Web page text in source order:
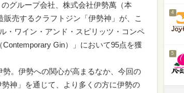
グループ会社、株式会社伊勢萬（本
売するクラフトジン「伊勢神」が、こ
・ワイン・アンド・スピリッツ・コンペ
Gin）」において95点を獲
。伊勢への関心が高まるなか、今回の
神」を通じて、より多くの方に伊勢の
4
5